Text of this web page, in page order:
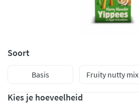
Soort
Basis Fruity nutty mix
Kies je hoeveelheid